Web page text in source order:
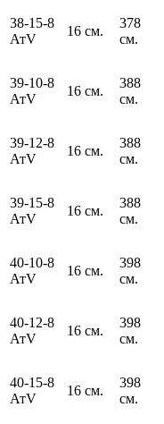
38-15-8
АтV
16 см.
378
см.
39-10-8
АтV
16 см.
388
см.
39-12-8
АтV
16 см.
388
см.
39-15-8
АтV
16 см.
388
см.
40-10-8
АтV
16 см.
398
см.
40-12-8
АтV
16 см.
398
см.
40-15-8
АтV
16 см.
398
см.